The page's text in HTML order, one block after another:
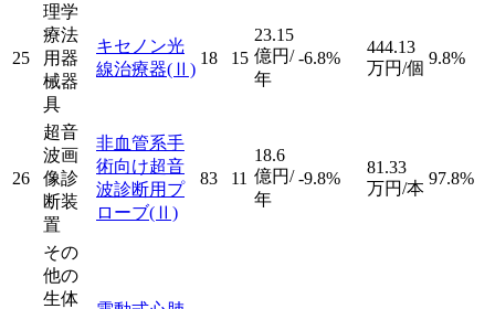
25
理学
療法
用器
械器
具
キセノン光
線治療器(Ⅱ)
18 15
23.15
億円/
年
-6.8%
444.13
万円/個
9.8%
26
超音
波画
像診
断装
置
非血管系手
術向け超音
波診断用プ
ローブ(Ⅱ)
83 11
18.6
億円/
年
-9.8%
81.33
万円/本
97.8%
その
他の
生体